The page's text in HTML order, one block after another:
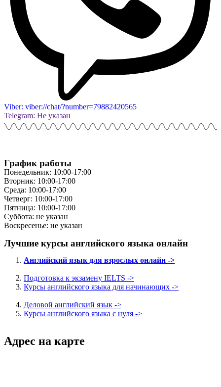
Viber: viber://chat/?number=79882420565
Telegram: Не указан
График работы
Понедельник: 10:00-17:00
Вторник: 10:00-17:00
Среда: 10:00-17:00
Четверг: 10:00-17:00
Пятница: 10:00-17:00
Суббота: не указан
Воскресенье: не указан
Лучшие курсы английского языка онлайн
Английский язык для взрослых онлайн ->
Подготовка к экзамену IELTS ->
Курсы английского языка для начинающих ->
Деловой английский язык ->
Курсы английского языка с нуля ->
Адрес на карте